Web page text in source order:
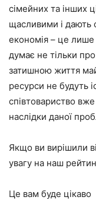
сімейних та інших
щасливими і дають
економія – це лише
думає не тільки
затишною життя
ресурси не будуть
співтовариство
наслідки даної
Якщо ви вирішили
увагу на наш
Це вам буде цікаво